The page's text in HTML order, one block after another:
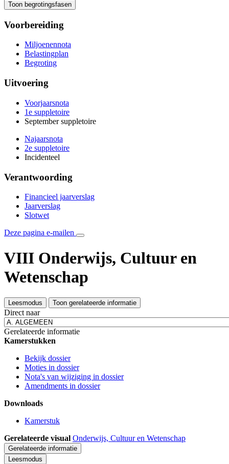
Toon begrotingsfasen
Voorbereiding
Miljoenennota
Belastingplan
Begroting
Uitvoering
Voorjaarsnota
1e suppletoire
September suppletoire
Najaarsnota
2e suppletoire
Incidenteel
Verantwoording
Financieel jaarverslag
Jaarverslag
Slotwet
Deze pagina e-mailen
VIII Onderwijs, Cultuur en
Wetenschap
Leesmodus Toon gerelateerde informatie
Direct naar
Gerelateerde informatie
Kamerstukken
Bekijk dossier
Moties in dossier
Nota's van wijziging in dossier
Amendments in dossier
Downloads
Kamerstuk
Gerelateerde visual Onderwijs, Cultuur en Wetenschap
Gerelateerde informatie
Leesmodus